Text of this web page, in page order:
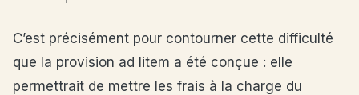
C’est précisément pour contourner cette difficulté
que la provision ad litem a été conçue : elle
permettrait de mettre les frais à la charge du